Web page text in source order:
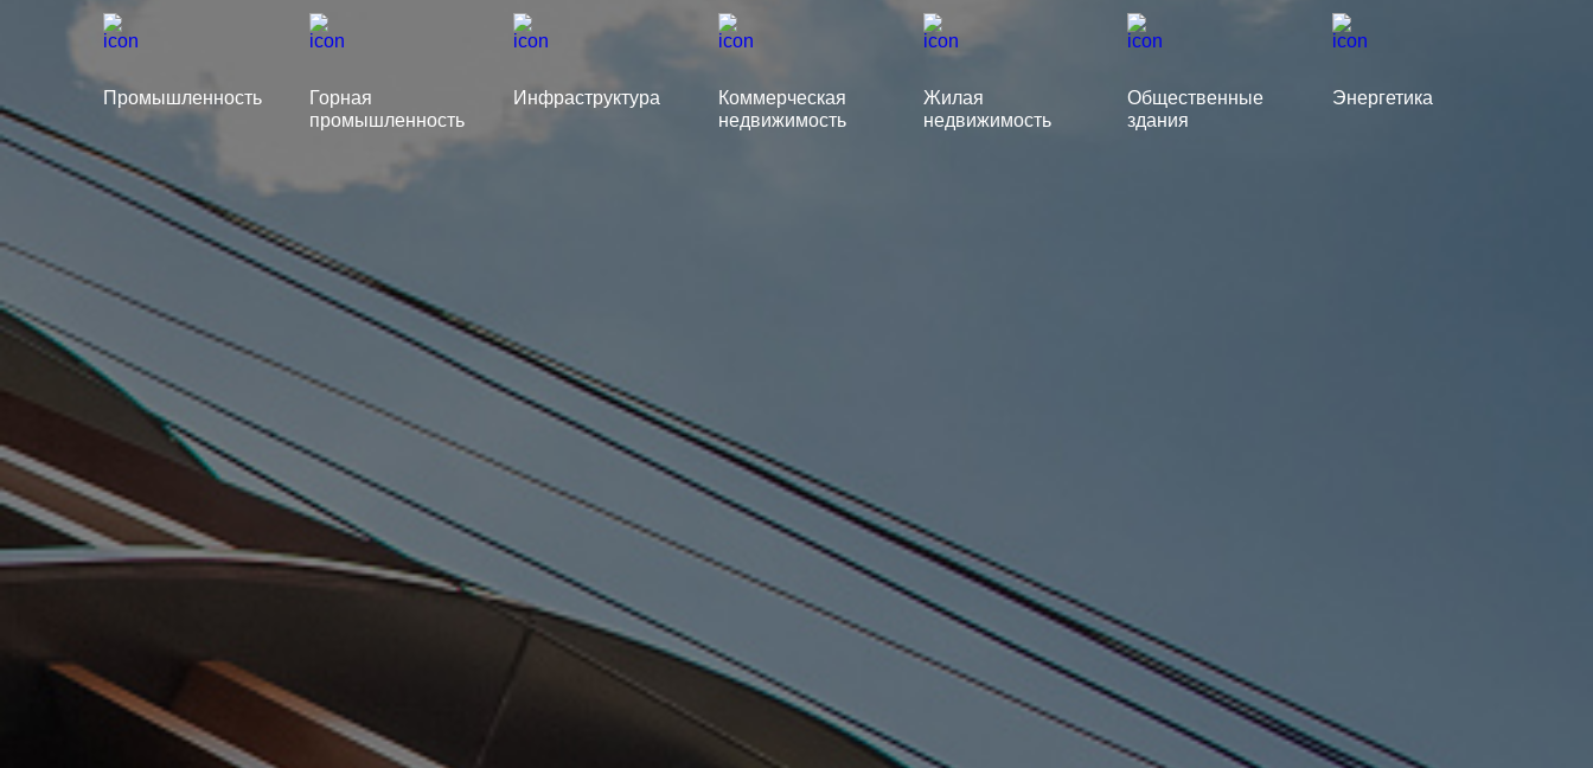
Промышленность
Горная
промышленность
Инфраструктура
Коммерческая
недвижимость
Жилая
недвижимость
Общественные
здания
Энергетика